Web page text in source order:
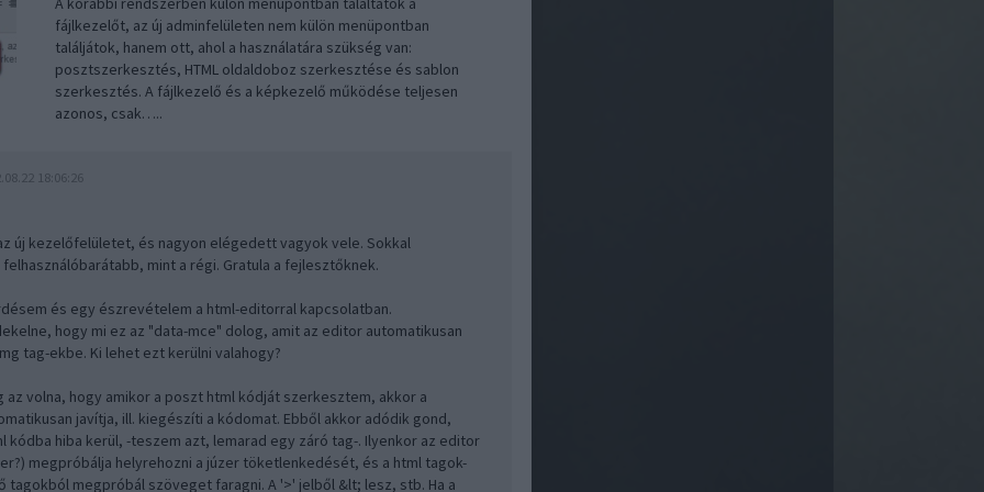
fájlkezelőt, az új adminfelületen nem külön menüpontban
találjátok, hanem ott, ahol a használatára szükség van:
posztszerkesztés, HTML oldaldoboz szerkesztése és sablon
szerkesztés. A fájlkezelő és a képkezelő működése teljesen
azonos, csak…..
18:06:26
új kezelőfelületet, és nagyon elégedett vagyok vele. Sokkal
mint a régi. Gratula a fejlesztőknek.
és egy észrevételem a html-editorral kapcsolatban.
hogy mi ez az "data-mce" dolog, amit az editor automatikusan
tag-ekbe. Ki lehet ezt kerülni valahogy?
az volna, hogy amikor a poszt html kódját szerkesztem, akkor a
javítja, ill. kiegészíti a kódomat. Ebből akkor adódik gond,
kódba hiba kerül, -teszem azt, lemarad egy záró tag-. Ilyenkor az editor
megpróbálja helyrehozni a júzer töketlenkedését, és a html tagok-
tagokból megpróbál szöveget faragni. A '>' jelből &lt; lesz, stb. Ha a